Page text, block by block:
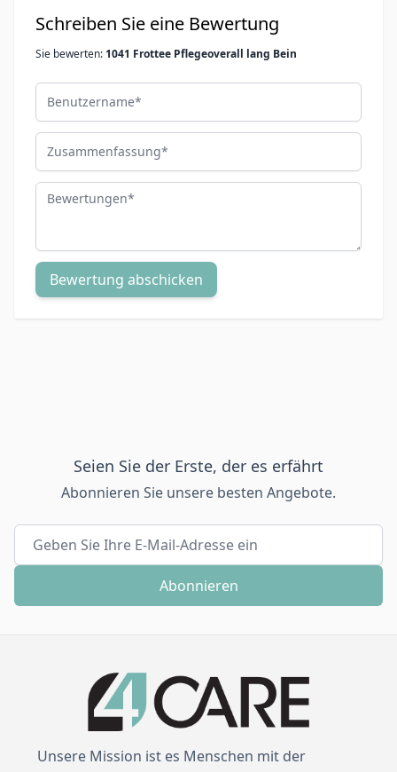
Schreiben Sie eine Bewertung
Sie bewerten: 1041 Frottee Pflegeoverall lang Bein
Benutzername
Zusammenfassung
Bewertungen
Bewertung abschicken
Seien Sie der Erste, der es erfährt
Abonnieren Sie unsere besten Angebote.
E-Mailadresse
Abonnieren
Unsere Mission ist es Menschen mit der